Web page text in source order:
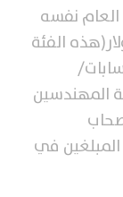
نفسه
الفئة
الحسابات/
المهندسين
ربح أصحاب
في